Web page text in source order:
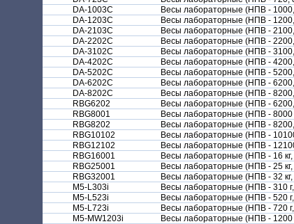
DA-1003C
Весы лабораторные (НПВ -
DA-1203C
Весы лабораторные (НПВ -
DA-2103C
Весы лабораторные (НПВ -
DA-2202C
Весы лабораторные (НПВ -
DA-3102C
Весы лабораторные (НПВ -
DA-4202C
Весы лабораторные (НПВ - 4200,
DA-5202C
Весы лабораторные (НПВ -
DA-6202C
Весы лабораторные (НПВ - 6200,
DA-8202C
Весы лабораторные (НПВ - 8200,
RBG6202
Весы лабораторные (НПВ - 6200,
RBG8001
Весы лабораторные (НПВ - 8000
RBG8202
Весы лабораторные (НПВ - 8200,
RBG10102
Весы лабораторные (НПВ -
RBG12102
Весы лабораторные (НПВ -
RBG16001
Весы лабораторные (НПВ - 16 кг,
RBG25001
Весы лабораторные (НПВ - 25 кг,
RBG32001
Весы лабораторные (НПВ - 32 кг,
M5-L303i
Весы лабораторные (НПВ - 310 г,
M5-L523i
Весы лабораторные (НПВ - 520
M5-L723i
Весы лабораторные (НПВ - 720 г,
M5-MW1203i
Весы лабораторные (НПВ - 1200